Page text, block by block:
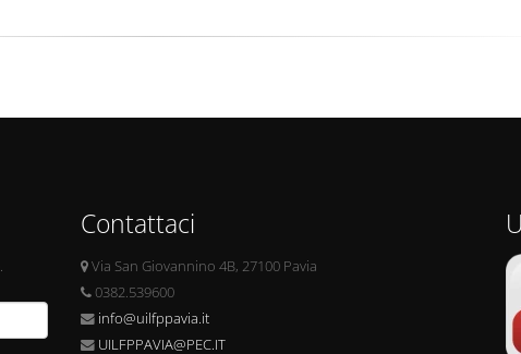
Contattaci
Via San Giovannino 4B, 27100 Pavia
0382.539600
info@uilfppavia.it
UILFPPAVIA@PEC.IT